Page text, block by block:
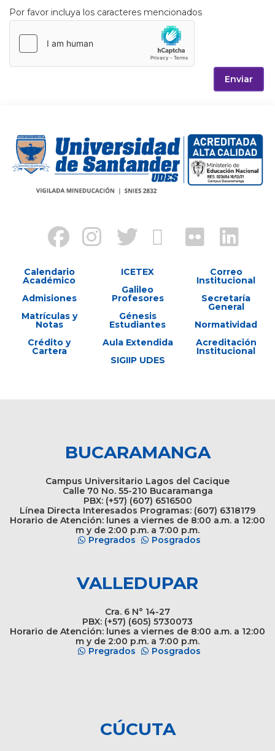
Por favor incluya los caracteres mencionados
Enviar
Calendario
Académico
Admisiones
Matrículas y
Notas
Crédito y
Cartera
ICETEX
Galileo
Profesores
Génesis
Estudiantes
Aula Extendida
SIGIIP UDES
Correo
Institucional
Secretaría
General
Normatividad
Acreditación
Institucional
BUCARAMANGA
Campus Universitario Lagos del Cacique
Calle 70 No. 55-210 Bucaramanga
PBX: (+57) (607) 6516500
Línea Directa Interesados Programas: (607) 6318179
Horario de Atención: lunes a viernes de 8:00 a.m. a 12:00
m y de 2:00 p.m. a 7:00 p.m.
Pregrados
Posgrados
VALLEDUPAR
Cra. 6 N° 14-27
PBX: (+57) (605) 5730073
Horario de Atención: lunes a viernes de 8:00 a.m. a 12:00
m y de 2:00 p.m. a 7:00 p.m.
Pregrados
Posgrados
CÚCUTA